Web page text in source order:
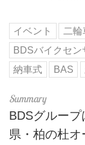
イベント 二
BDSバイクセン
納車式
BAS
BDSグルー
県・柏の杜